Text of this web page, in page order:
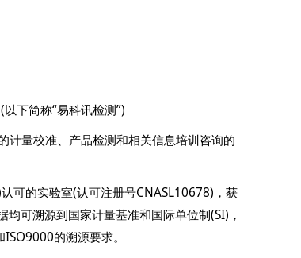
(以下简称“易科讯检测”)
计量校准、产品检测和相关信息培训咨询的
可的实验室(认可注册号CNASL10678)，获
可溯源到国家计量基准和国际单位制(SI)，
的溯源要求。